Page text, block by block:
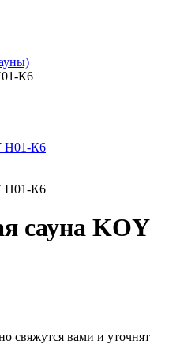
К6
сауна KOY
свяжутся вами и уточнят